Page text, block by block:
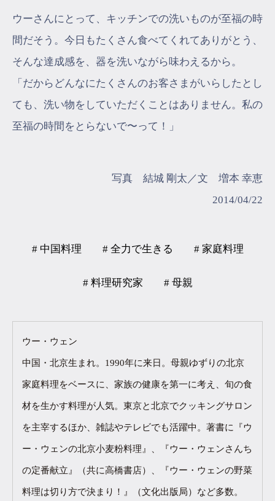
ウーさんにとって、キッチンでの洗いものが至福の時
間だそう。今日もたくさん食べてくれてありがとう、
そんな達成感を、器を洗いながら味わえるから。
「だからどんなにたくさんのお客さまがいらしたとし
ても、洗い物をしていただくことはありません。私の
至福の時間をとらないで〜って！」
写真 結城 剛太／文 増本 幸恵
2014/04/22
# 中国料理 # 全力で生きる # 家庭料理
# 料理研究家 # 母親
ウー・ウェン
中国・北京生まれ。1990年に来日。母親ゆずりの北京
家庭料理をベースに、家族の健康を第一に考え、旬の食
材を生かす料理が人気。東京と北京でクッキングサロン
を主宰するほか、雑誌やテレビでも活躍中。著書に『ウ
ー・ウェンの北京小麦粉料理』、『ウー・ウェンさんち
の定番献立』（共に高橋書店）、『ウー・ウェンの野菜
料理は切り方で決まり！』（文化出版局）など多数。